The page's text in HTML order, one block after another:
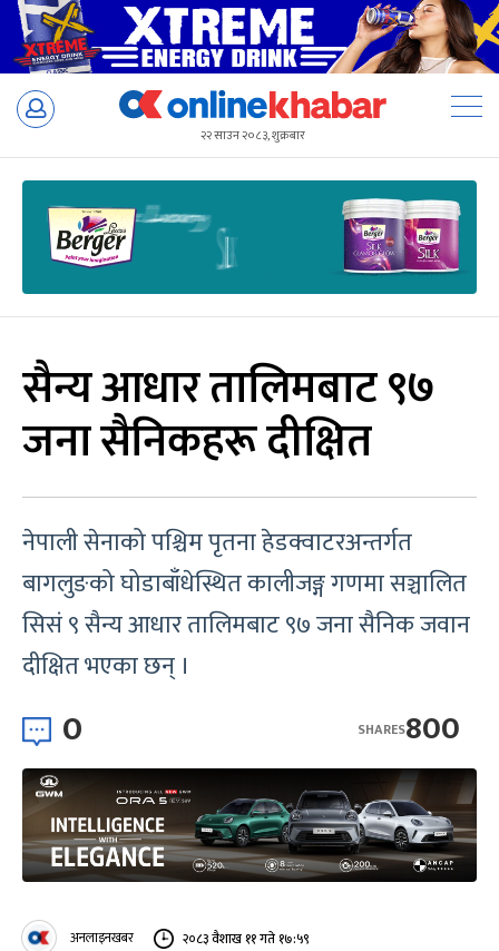
Skip
२२ साउन २०८३, शुक्रबार
सैन्य आधार तालिमबाट ९७
जना सैनिकहरू दीक्षित
नेपाली सेनाको पश्चिम पृतना हेडक्वाटरअन्तर्गत
बागलुङको घोडाबाँधेस्थित कालीजङ्ग गणमा सञ्चालित
सिसं ९ सैन्य आधार तालिमबाट ९७ जना सैनिक जवान
दीक्षित भएका छन् ।
0 800
SHARES
अनलाइनखबर २०८३ वैशाख ११ गते १७:५९